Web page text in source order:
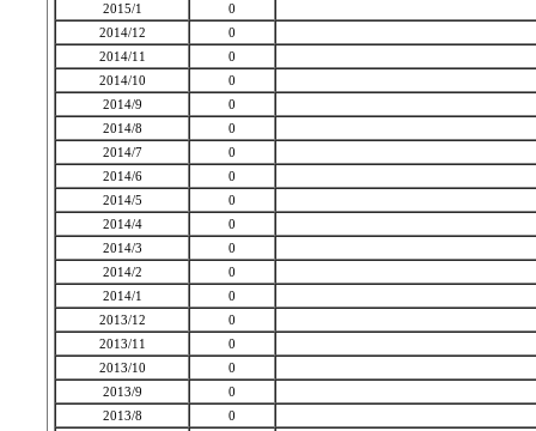
2015/1
0
2014/12
0
2014/11
0
2014/10
0
2014/9
0
2014/8
0
2014/7
0
2014/6
0
2014/5
0
2014/4
0
2014/3
0
2014/2
0
2014/1
0
2013/12
0
2013/11
0
2013/10
0
2013/9
0
2013/8
0